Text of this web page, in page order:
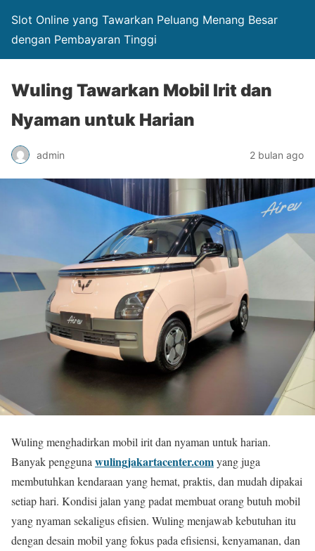
Slot Online yang Tawarkan Peluang Menang Besar
dengan Pembayaran Tinggi
Wuling Tawarkan Mobil Irit dan
Nyaman untuk Harian
admin 2 bulan ago
Wuling menghadirkan mobil irit dan nyaman untuk harian.
Banyak pengguna wulingjakartacenter.comyang juga
membutuhkan kendaraan yang hemat, praktis, dan mudah dipakai
setiap hari. Kondisi jalan yang padat membuat orang butuh mobil
yang nyaman sekaligus efisien. Wuling menjawab kebutuhan itu
dengan desain mobil yang fokus pada efisiensi, kenyamanan, dan